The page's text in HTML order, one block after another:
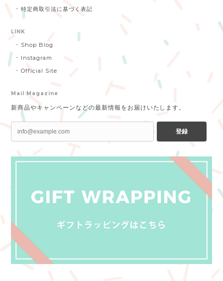
特定商取引法に基づく表記
LINK
Shop Blog
Instagram
Official Site
Mail Magazine
新商品やキャンペーンなどの最新情報をお届けいたします。
登録